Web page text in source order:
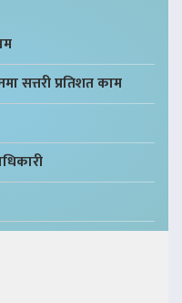
सत्तरी प्रतिशत काम